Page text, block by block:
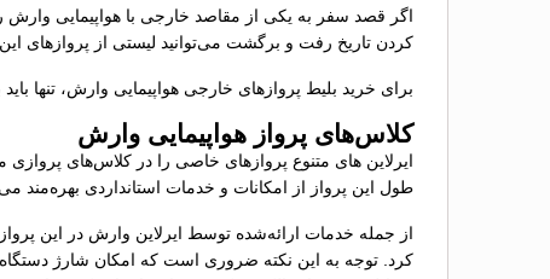
اگر قصد سفر به یکی از مقاصد خارجی با هواپیمایی وارش
کردن تاریخ رفت و برگشت می‌توانید لیستی از پروازهای
برای خرید بلیط پروازهای خارجی هواپیمایی وارش، تنها
کلاس‌های پرواز هواپیمایی وارش
ایرلاین های متنوع پروازهای خاصی را در کلاس‌های
طول این پرواز از امکانات و خدمات استانداردی بهره‌مند
از جمله خدمات ارائه‌شده توسط ایرلاین وارش در این
کرد. توجه به این نکته ضروری است که امکان شارژ